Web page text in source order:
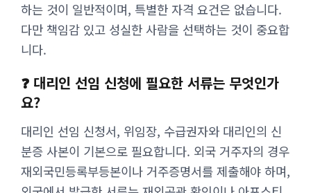
하는 것이 일반적이며, 특별한 자격 요건은 없습니다.
다만 책임감 있고 성실한 사람을 선택하는 것이 중요합
니다.
❓ 대리인 선임 신청에 필요한 서류는 무엇인가
요?
대리인 선임 신청서, 위임장, 수급권자와 대리인의 신
분증 사본이 기본으로 필요합니다. 외국 거주자의 경우
재외국민등록부등본이나 거주증명서를 제출해야 하며,